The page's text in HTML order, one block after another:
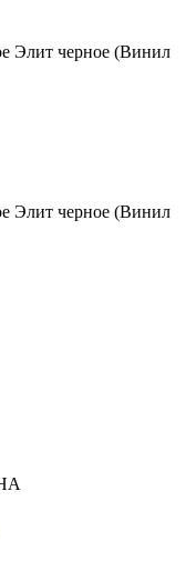
Элит черное (Винил
Элит черное (Винил